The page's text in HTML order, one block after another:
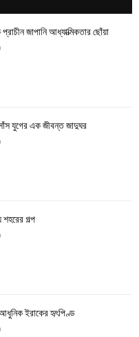
জাপানি আধ্যাত্মিকতার ছোঁয়া
যুগের এক জীবন্ত জাদুঘর
গল্প
ইরাকের হৃৎপিণ্ড